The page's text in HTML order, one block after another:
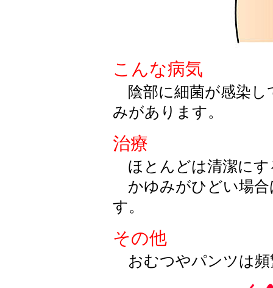
こんな病気
陰部に細菌が感染し
みがあります。
治療
ほとんどは清潔にす
かゆみがひどい場合
す。
その他
おむつやパンツは頻